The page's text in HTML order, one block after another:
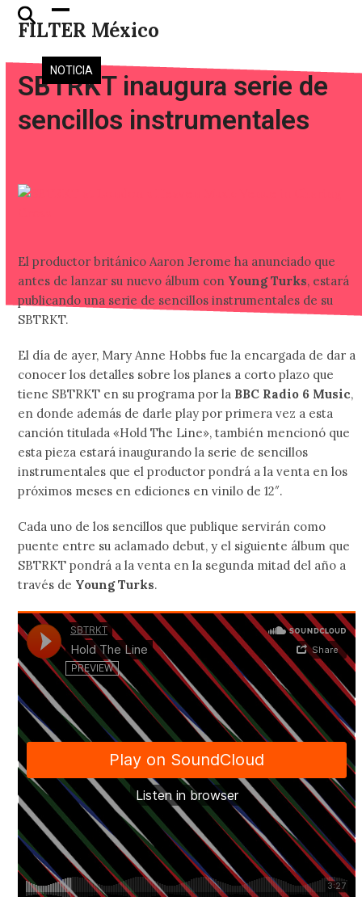
Skip
FILTER México
Open
mobile
menu
Close
mobile
menu
NOTICIA
SBTRKT inaugura serie de
sencillos instrumentales
El productor británico Aaron Jerome ha anunciado que
antes de lanzar su nuevo álbum con Young Turks, estará
publicando una serie de sencillos instrumentales de su
SBTRKT.
El día de ayer, Mary Anne Hobbs fue la encargada de dar a
conocer los detalles sobre los planes a corto plazo que
tiene SBTRKT en su programa por la BBC Radio 6 Music,
en donde además de darle play por primera vez a esta
canción titulada «Hold The Line», también mencionó que
esta pieza estará inaugurando la serie de sencillos
instrumentales que el productor pondrá a la venta en los
próximos meses en ediciones en vinilo de 12″.
Cada uno de los sencillos que publique servirán como
puente entre su aclamado debut, y el siguiente álbum que
SBTRKT pondrá a la venta en la segunda mitad del año a
través de Young Turks.